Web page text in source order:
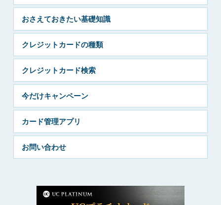
おさえておきたい基礎知識
クレジットカードの種類
クレジットカード検索
今だけキャンペーン
カード管理アプリ
お問い合わせ